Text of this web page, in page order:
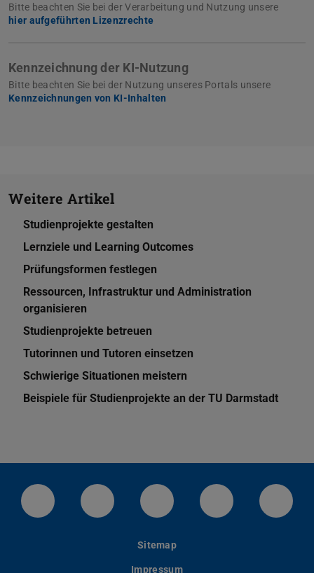
Bitte beachten Sie bei der Verarbeitung und Nutzung unsere
hier aufgeführten Lizenzrechte
Kennzeichnung der KI-Nutzung
Bitte beachten Sie bei der Nutzung unseres Portals unsere
Kennzeichnungen von KI-Inhalten
Weitere Artikel
Studienprojekte gestalten
Lernziele und Learning Outcomes
Prüfungsformen festlegen
Ressourcen, Infrastruktur und Administration
organisieren
Studienprojekte betreuen
Tutorinnen und Tutoren einsetzen
Schwierige Situationen meistern
Beispiele für Studienprojekte an der TU Darmstadt
LinkedIn-Seite der TU Darmstadt
Instagram-Kanal der TU
Bluesky-Kanal der TU
Facebook-
Sitemap
Impressum